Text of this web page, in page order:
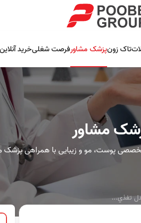
تاک زونپزشک مشاورفرصت شغلیخرید
مشاور
پوست، مو و زیبایی با همراهی پزشک